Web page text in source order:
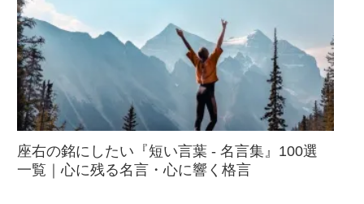
座右の銘にしたい『短い言葉 - 名言集』100選
一覧｜心に残る名言・心に響く格言